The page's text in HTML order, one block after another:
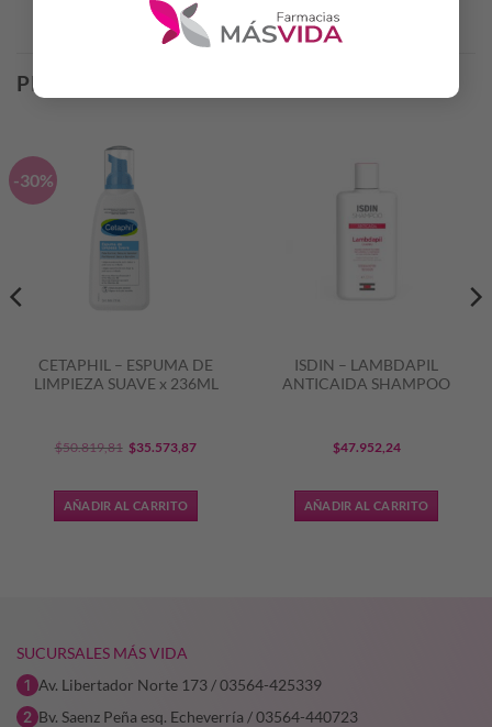
Productos Relacionados
PRODUCTOS RELACIONADOS
-30%
CETAPHIL – ESPUMA DE
LIMPIEZA SUAVE x 236ML
$50.819,81 El
original
era:
$35.573,87El
es:
AÑADIR AL CARRITO
ISDIN – LAMBDAPIL
ANTICAIDA SHAMPOO
$47.952,24
AÑADIR AL CARRITO
SUCURSALES MÁS VIDA
Av. Libertador Norte 173 / 03564-425339
Bv. Saenz Peña esq. Echeverría / 03564-440723